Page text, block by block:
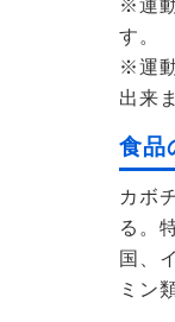
※運
す。
※運
出来
食品
カボ
る。
国、
ミン